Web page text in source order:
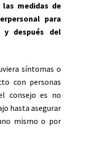
medidas de
para
y después del
síntomas o
con personas
consejo es no
hasta asegurar
mismo o por